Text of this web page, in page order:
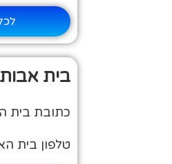
בית
כתובת בית
טלפון בית האבות: